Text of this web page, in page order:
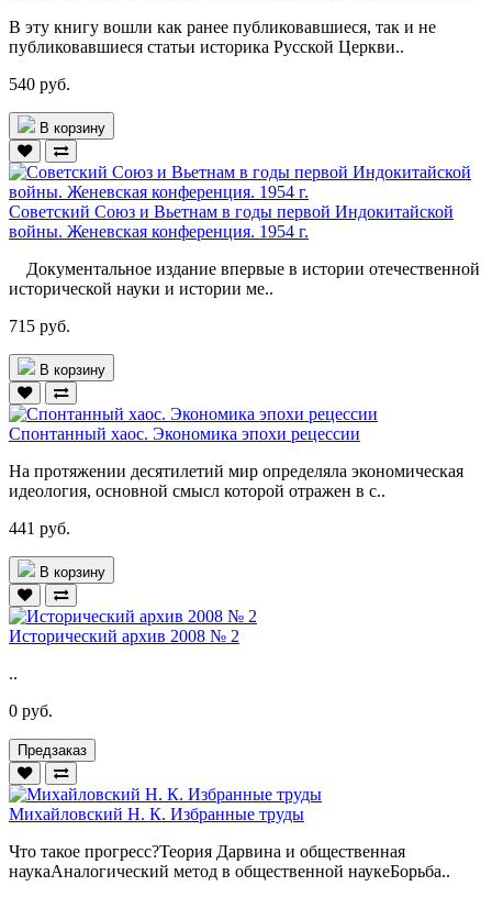
В эту книгу вошли как ранее публиковавшиеся, так и не
публиковавшиеся статьи историка Русской Церкви..
540 руб.
В корзину
Советский Союз и Вьетнам в годы первой Индокитайской
войны. Женевская конференция. 1954 г.
Документальное издание впервые в истории отечественной
исторической науки и истории ме..
715 руб.
В корзину
Спонтанный хаос. Экономика эпохи рецессии
На протяжении десятилетий мир определяла экономическая
идеология, основной смысл которой отражен в с..
441 руб.
В корзину
Исторический архив 2008 № 2
..
0 руб.
Предзаказ
Михайловский Н. К. Избранные труды
Что такое прогресс?Теория Дарвина и общественная
наукаАналогический метод в общественной наукеБорьба..